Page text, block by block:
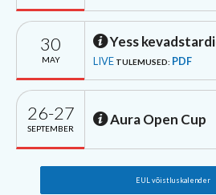
30
MAY
Yess
LIVE TULEMUSED: PDF
26-27
SEPTEMBER
Aura Open Cup
EUL võistluskalender